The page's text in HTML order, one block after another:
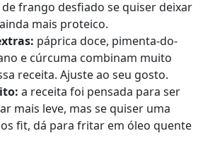
frango desfiado se quiser deixar
mais proteico.
páprica doce, pimenta-do-
e cúrcuma combinam muito
receita. Ajuste ao seu gosto.
a receita foi pensada para ser
mais leve, mas se quiser uma
fit, dá para fritar em óleo quente